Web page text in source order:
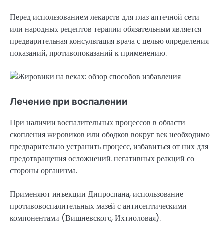
Перед использованием лекарств для глаз аптечной сети
или народных рецептов терапии обязательным является
предварительная консультация врача с целью определения
показаний, противопоказаний к применению.
Лечение при воспалении
При наличии воспалительных процессов в области
скопления жировиков или ободков вокруг век необходимо
предварительно устранить процесс, избавиться от них для
предотвращения осложнений, негативных реакций со
стороны организма.
Применяют инъекции Дипроспана, использование
противовоспалительных мазей с антисептическими
компонентами (Вишневского, Ихтиоловая).